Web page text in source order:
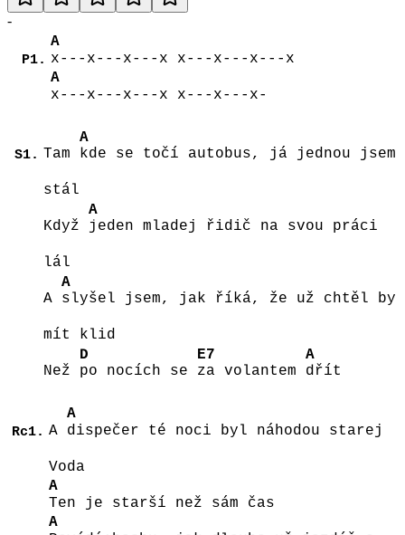
-
P1.
A
x---x---x---x x---x---x---x
A
x---x---x---x x---x---x-
S1. Tam
A
kde se točí autobus, já jednou jsem
stál
Když
A
jeden mladej řidič na svou práci
lál
A
A
slyšel jsem, jak říká, že už chtěl by
mít klid
Než
D
po nocích se
E7
za volantem
A
dřít
Rc1. A
A
dispečer té noci byl náhodou starej
Voda
A
Ten je starší než sám čas
A